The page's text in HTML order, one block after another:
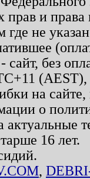
прав и
где не
без
на
о
актуальные
16 лет.
,